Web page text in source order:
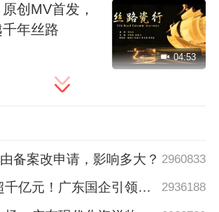
创MV首发，
年丝路
04:53
由备案改申请，影响多大？ 2960833
总投资将超千亿元！广东国企引领现代化海洋牧场建设 2936188